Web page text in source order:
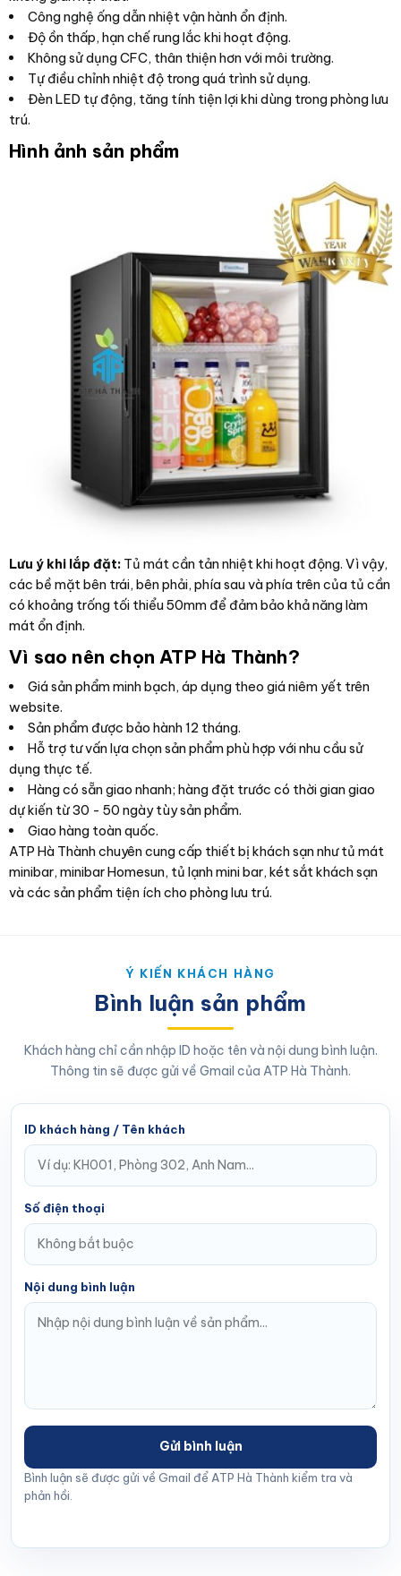
Công nghệ ống dẫn nhiệt vận hành ổn định.
Độ ồn thấp, hạn chế rung lắc khi hoạt động.
Không sử dụng CFC, thân thiện hơn với môi trường.
Tự điều chỉnh nhiệt độ trong quá trình sử dụng.
Đèn LED tự động, tăng tính tiện lợi khi dùng trong phòng lưu
trú.
Hình ảnh sản phẩm
Lưu ý khi lắp đặt: Tủ mát cần tản nhiệt khi hoạt động. Vì vậy,
các bề mặt bên trái, bên phải, phía sau và phía trên của tủ cần
có khoảng trống tối thiểu 50mm để đảm bảo khả năng làm
mát ổn định.
Vì sao nên chọn ATP Hà Thành?
Giá sản phẩm minh bạch, áp dụng theo giá niêm yết trên
website.
Sản phẩm được bảo hành 12 tháng.
Hỗ trợ tư vấn lựa chọn sản phẩm phù hợp với nhu cầu sử
dụng thực tế.
Hàng có sẵn giao nhanh; hàng đặt trước có thời gian giao
dự kiến từ 30 - 50 ngày tùy sản phẩm.
Giao hàng toàn quốc.
ATP Hà Thành chuyên cung cấp thiết bị khách sạn như tủ mát
minibar, minibar Homesun, tủ lạnh mini bar, két sắt khách sạn
và các sản phẩm tiện ích cho phòng lưu trú.
Ý KIẾN KHÁCH HÀNG
Bình luận sản phẩm
Khách hàng chỉ cần nhập ID hoặc tên và nội dung bình luận.
Thông tin sẽ được gửi về Gmail của ATP Hà Thành.
ID khách hàng / Tên khách
Số điện thoại
Nội dung bình luận
Gửi bình luận
Bình luận sẽ được gửi về Gmail để ATP Hà Thành kiểm tra và
phản hồi.